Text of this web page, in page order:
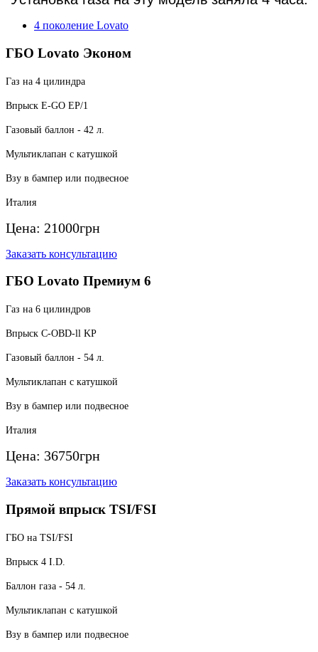
4 поколение Lovato
ГБО Lovato Эконом
Газ на 4 цилиндра
Впрыск E-GO EP/1
Газовый баллон - 42 л.
Мультиклапан с катушкой
Взу в бампер или подвесное
Италия
Цена: 21000грн
Заказать консультацию
ГБО Lovato Премиум 6
Газ на 6 цилиндров
Впрыск C-OBD-ll KP
Газовый баллон - 54 л.
Мультиклапан с катушкой
Взу в бампер или подвесное
Италия
Цена: 36750грн
Заказать консультацию
Прямой впрыск TSI/FSI
ГБО на TSI/FSI
Впрыск 4 I.D.
Баллон газа - 54 л.
Мультиклапан с катушкой
Взу в бампер или подвесное